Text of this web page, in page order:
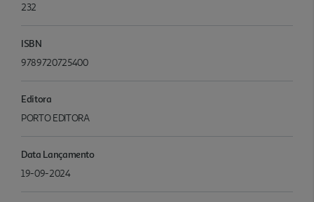
232
ISBN
9789720725400
Editora
PORTO EDITORA
Data Lançamento
19-09-2024